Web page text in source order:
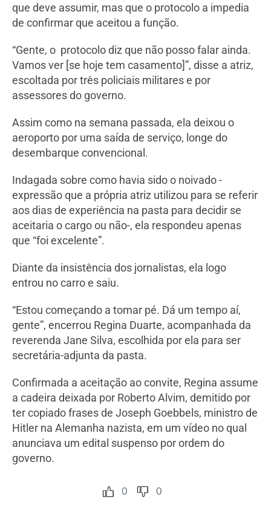
que deve assumir, mas que o protocolo a impedia
de confirmar que aceitou a função.
“Gente, o protocolo diz que não posso falar ainda.
Vamos ver [se hoje tem casamento]”, disse a atriz,
escoltada por três policiais militares e por
assessores do governo.
Assim como na semana passada, ela deixou o
aeroporto por uma saída de serviço, longe do
desembarque convencional.
Indagada sobre como havia sido o noivado -
expressão que a própria atriz utilizou para se referir
aos dias de experiência na pasta para decidir se
aceitaria o cargo ou não-, ela respondeu apenas
que “foi excelente”.
Diante da insistência dos jornalistas, ela logo
entrou no carro e saiu.
“Estou começando a tomar pé. Dá um tempo aí,
gente”, encerrou Regina Duarte, acompanhada da
reverenda Jane Silva, escolhida por ela para ser
secretária-adjunta da pasta.
Confirmada a aceitação ao convite, Regina assume
a cadeira deixada por Roberto Alvim, demitido por
ter copiado frases de Joseph Goebbels, ministro de
Hitler na Alemanha nazista, em um vídeo no qual
anunciava um edital suspenso por ordem do
governo.
0 0